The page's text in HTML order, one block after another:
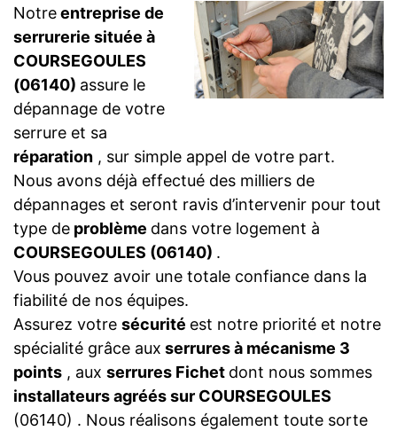
Notreentreprise de
serrurerie située à
COURSEGOULES
(06140) assure le
dépannage de votre
serrure et sa
réparation , sur simple appel de votre part.
Nous avons déjà effectué des milliers de
dépannages et seront ravis d’intervenir pour tout
type de problème dans votre logement à
COURSEGOULES (06140) .
Vous pouvez avoir une totale confiance dans la
fiabilité de nos équipes.
Assurez votre sécurité est notre priorité et notre
spécialité grâce aux serrures à mécanisme 3
points , aux serrures Fichet dont nous sommes
installateurs agréés sur COURSEGOULES
(06140) . Nous réalisons également toute sorte